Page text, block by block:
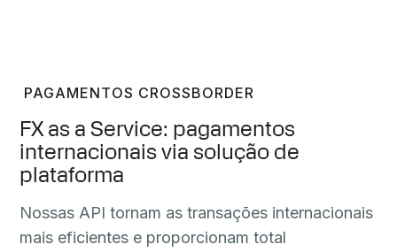
PAGAMENTOS CROSSBORDER
FX as a Service: pagamentos
internacionais via solução de
plataforma
Nossas API tornam as transações internacionais
mais eficientes e proporcionam total